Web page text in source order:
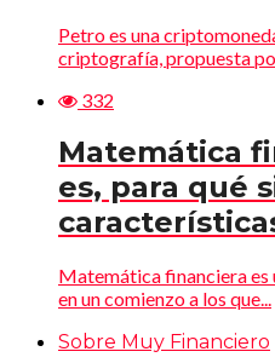
Petro es una
criptografía, propuesta
332
Matemática
es, para qué
Matemática financiera es
en un comienzo a los que...
Sobre Muy Financiero